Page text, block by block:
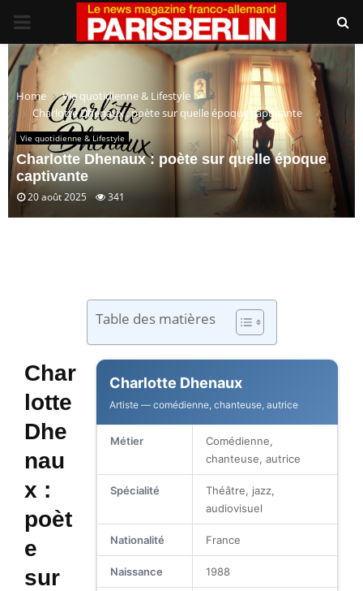
PRIMARY
MENU
Home
Vie quotidienne & Lifestyle
Charlotte Dhenaux : poète sur quelle époque captivante
Vie quotidienne & Lifestyle
Charlotte Dhenaux : poète sur quelle époque
captivante
20 août 2025 341
Table des matières
Charlotte Dhenaux
Artiste — comédienne, chanteuse, autrice
Métier
Comédienne,
chanteuse, autrice
Spécialité
Théâtre, jazz,
audiovisuel
Nationalité France
Naissance 1988
Char
lotte
Dhe
nau
x :
poèt
e
sur